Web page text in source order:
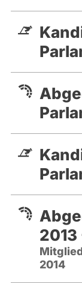
2013
2014